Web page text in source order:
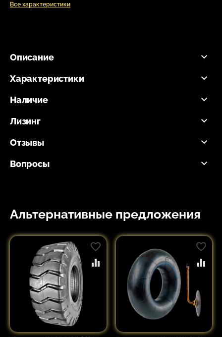
Все характеристики
Описание
Характеристики
Наличие
Лизинг
Отзывы
Вопросы
Альтернативные предложения